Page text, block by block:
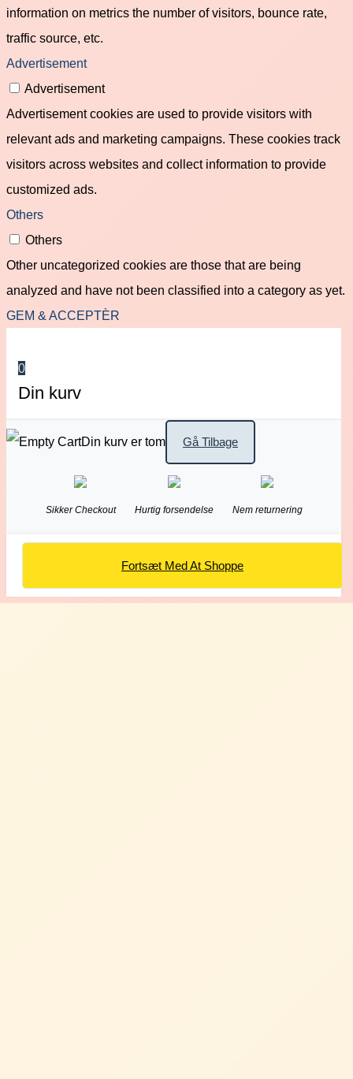
information on metrics the number of visitors, bounce rate,
traffic source, etc.
Advertisement
Advertisement
Advertisement cookies are used to provide visitors with
relevant ads and marketing campaigns. These cookies track
visitors across websites and collect information to provide
customized ads.
Others
Others
Other uncategorized cookies are those that are being
analyzed and have not been classified into a category as yet.
GEM & ACCEPTÈR
0
Din kurv
Din kurv er tom Gå Tilbage
Sikker Checkout Hurtig forsendelse Nem returnering
Fortsæt Med At Shoppe